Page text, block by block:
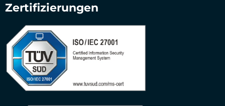
Zertifizierungen